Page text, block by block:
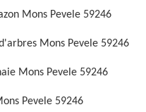
Mons Pevele 59246
Mons Pevele 59246
Mons Pevele 59246
Pevele 59246